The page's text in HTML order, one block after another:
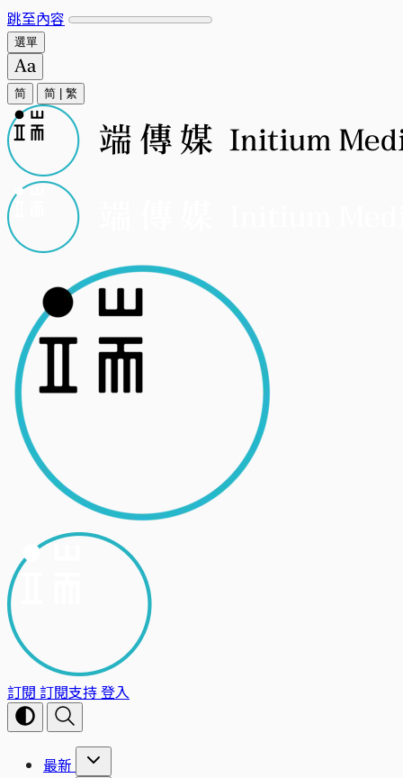
跳至內容
選單
简 简 繁
訂閱 訂閱支持登入
最新